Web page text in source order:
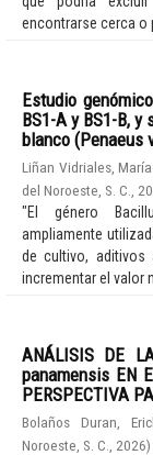
encontrarse cerca o
Estudio
BS1-A y BS1-B,
blanco (Penaeus
Liñan Vidriales,
del Noroeste, S. C.
"El género
ampliamente
de cultivo, aditivos
incrementar el valor
ANÁLISIS DE
panamensis EN
PERSPECTIVA
Bolaños Duran,
Noroeste, S. C.
2026)